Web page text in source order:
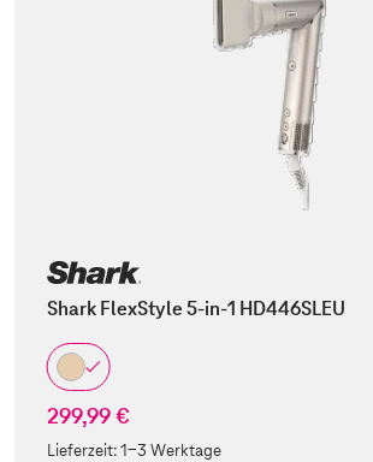
Shark FlexStyle 5-in-1 HD446SLEU
299,99 €
Lieferzeit:1-3 Werktage